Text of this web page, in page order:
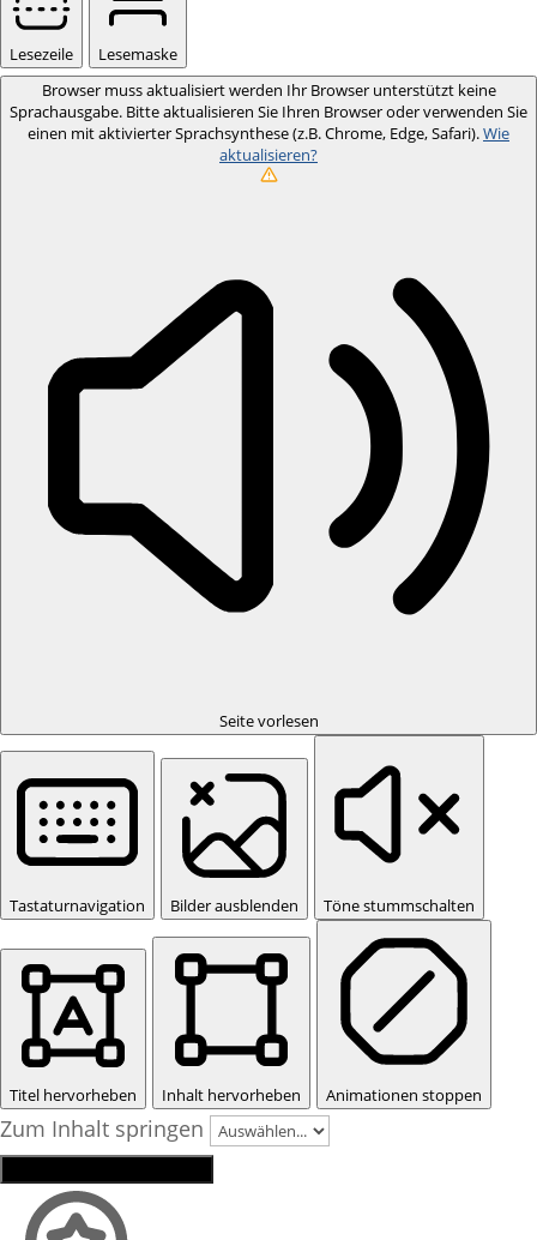
Lesezeile
Lesemaske
Browser muss aktualisiert werden Ihr Browser unterstützt keine
Sprachausgabe. Bitte aktualisieren Sie Ihren Browser oder verwenden Sie
einen mit aktivierter Sprachsynthese (z.B. Chrome, Edge, Safari).Wie
aktualisieren?
Seite vorlesen
Tastaturnavigation Bilder ausblenden Töne stummschalten
Titel hervorheben Inhalt hervorheben Animationen stoppen
Zum Inhalt springen